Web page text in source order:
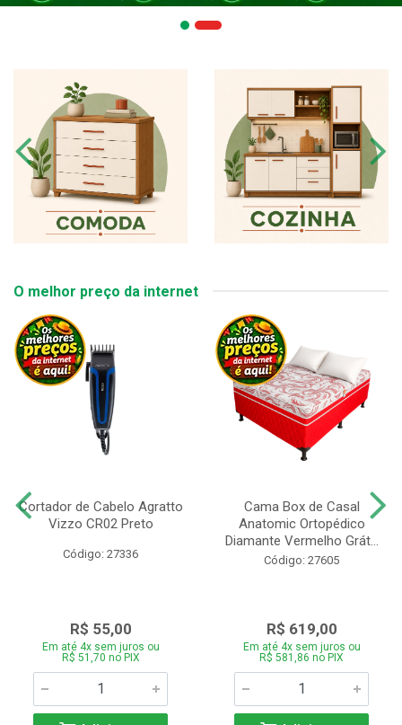
O melhor preço da internet
Cortador de Cabelo Agratto
Vizzo CR02 Preto
Código: 27336
R$ 55,00
Em até 4x sem juros ou
R$ 51,70 no PIX
Cama Box de Casal
Anatomic Ortopédico
Diamante Vermelho Grát...
Código: 27605
R$ 619,00
Em até 4x sem juros ou
R$ 581,86 no PIX